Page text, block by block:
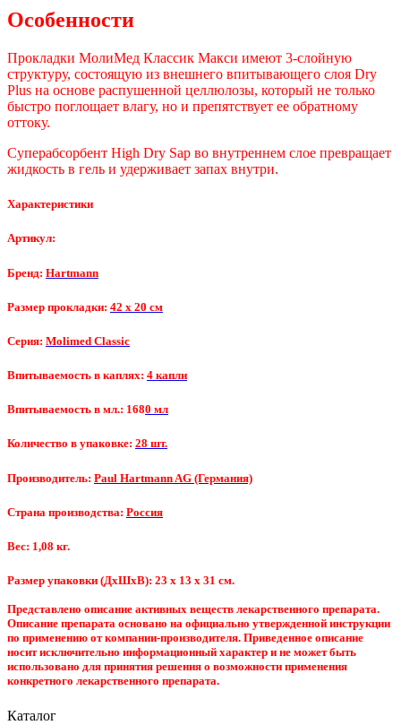
Особенности
Прокладки МолиМед Классик Макси имеют 3-слойную
структуру, состоящую из внешнего впитывающего слоя Dry
Plus на основе распушенной целлюлозы, который не только
быстро поглощает влагу, но и препятствует ее обратному
оттоку.
Суперабсорбент High Dry Sap во внутреннем слое превращает
жидкость в гель и удерживает запах внутри.
Характеристики
Артикул:
Бренд: Hartmann
Размер прокладки: 42 x 20 см
Серия: Molimed Classic
Впитываемость в каплях: 4 капли
Впитываемость в мл.: 1680 мл
Количество в упаковке: 28 шт.
Производитель: Paul Hartmann AG (Германия)
Страна производства: Россия
Вес: 1,08 кг.
Размер упаковки (ДхШхВ): 23 x 13 x 31 см.
Представлено описание активных веществ лекарственного препарата.
Описание препарата основано на официально утвержденной инструкции
по применению от компании-производителя. Приведенное описание
носит исключительно информационный характер и не может быть
использовано для принятия решения о возможности применения
конкретного лекарственного препарата.
Каталог